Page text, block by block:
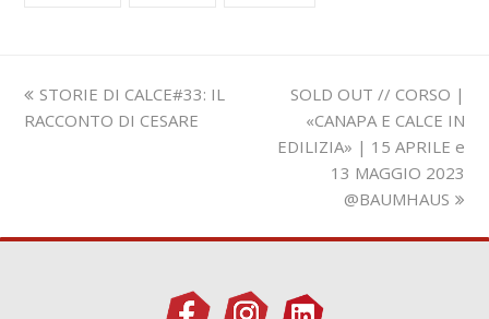
Slide
precedente:
STORIE DI CALCE#33: IL
RACCONTO DI CESARE
visualizza
articolo:
SOLD OUT // CORSO |
«CANAPA E CALCE IN
EDILIZIA» | 15 APRILE e
13 MAGGIO 2023
@BAUMHAUS